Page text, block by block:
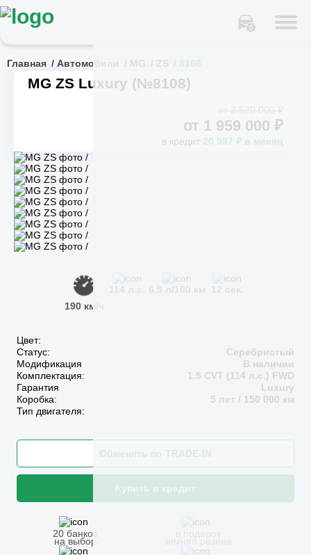
Главная Автомобили 8108
MG ZS Luxury (№8108)
от 1 959 000 ₽
в кредит 20 997 ₽ в месяц
190 км/ч
Цвет:
Статус:
Модификация
Комплектация:
Гарантия
Коробка:
Тип двигателя:
Серебристый
В наличии
1.5 CVT (114 л.с.) FWD
Luxury
5 лет / 150 000 км
Обменять по TRADE-IN
Купить в кредит
20 банков
на выбор